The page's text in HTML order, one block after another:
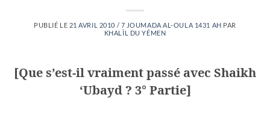
PUBLIÉ LE 21 AVRIL 2010 / 7 JOUMADA AL-OULA 1431 AH PAR
KHALÎL DU YÉMEN
[Que s’est-il vraiment passé avec Shaikh
‘Ubayd ? 3° Partie]